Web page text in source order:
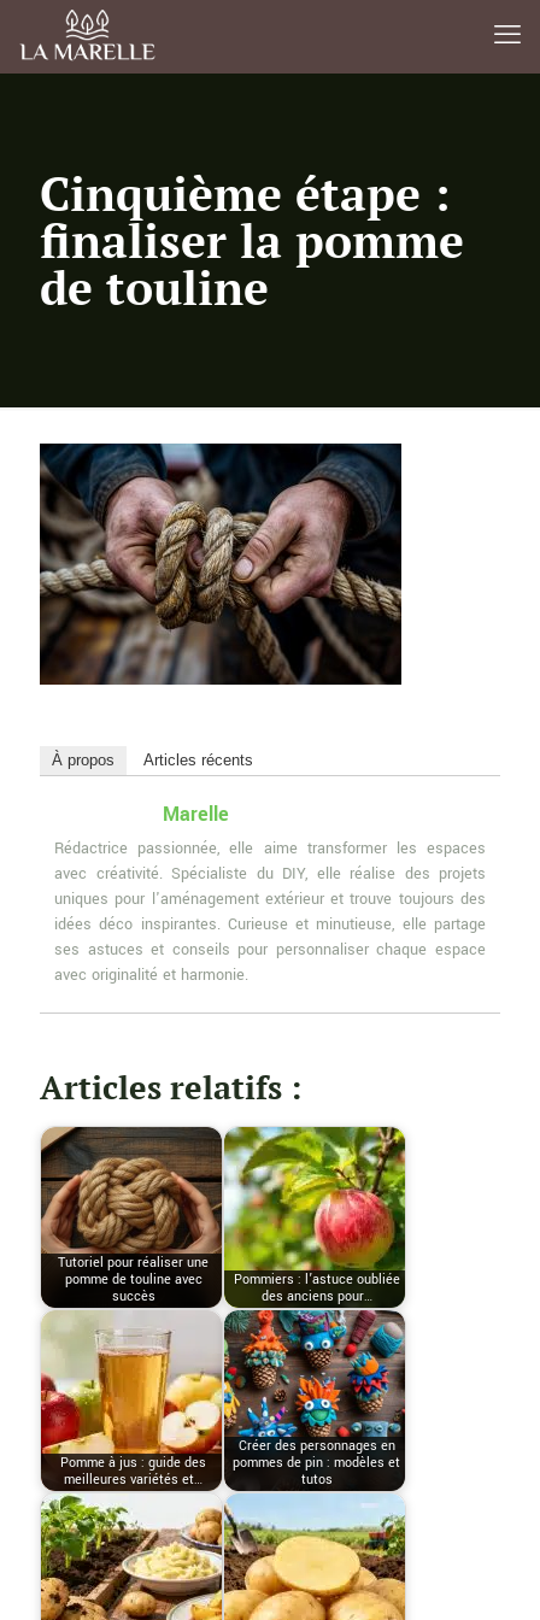
Cinquième étape :
finaliser la pomme
de touline
À propos Articles récents
Marelle
Rédactrice passionnée, elle aime transformer les espaces
avec créativité. Spécialiste du DIY, elle réalise des projets
uniques pour l'aménagement extérieur et trouve toujours des
idées déco inspirantes. Curieuse et minutieuse, elle partage
ses astuces et conseils pour personnaliser chaque espace
avec originalité et harmonie.
Articles relatifs :
Tutoriel pour réaliser une
pomme de touline avec
succès
Pommiers : l’astuce oubliée
des anciens pour…
Pomme à jus : guide des
meilleures variétés et…
Créer des personnages en
pommes de pin : modèles et
tutos